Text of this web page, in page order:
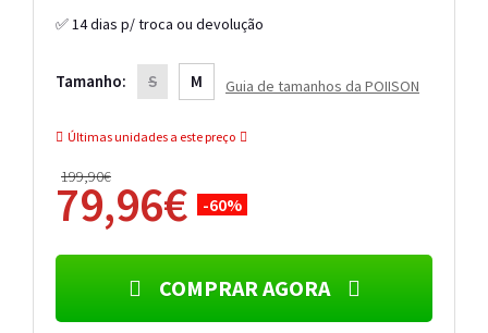
✅ 14 dias p/ troca ou devolução
Tamanho: S M Guia de tamanhos da POIISON
Últimas unidades a este preço
199,90€
79,96€ -60%
COMPRAR AGORA